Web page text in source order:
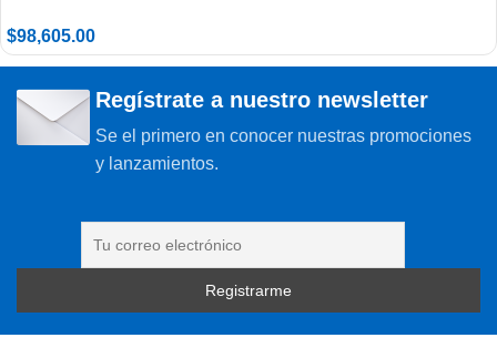
$98,605.00
Regístrate a nuestro newsletter
Se el primero en conocer nuestras promociones
y lanzamientos.